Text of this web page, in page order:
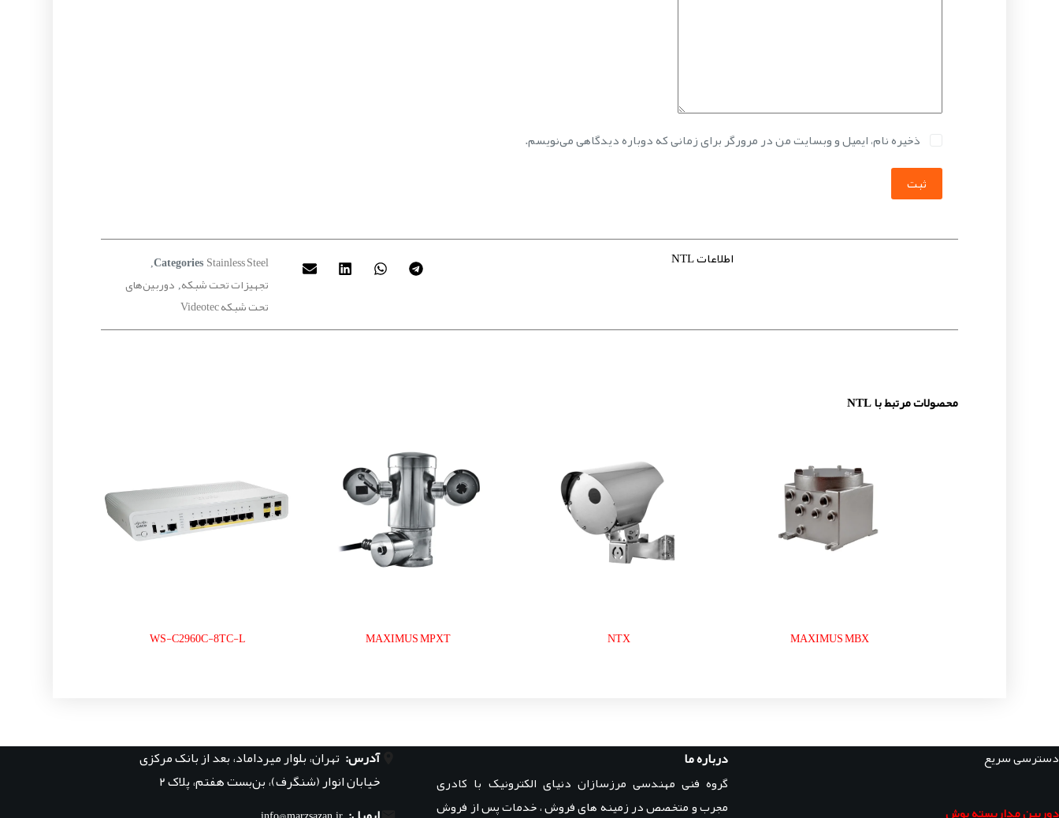
ذخیره نام، ایمیل و وبسایت من در مرورگر برای زمانی که دوباره دیدگاهی می‌نویسم.
ثبت
اطلاعات NTL Categories Stainless Steel
,
تجهیزات تحت شبکه دوربین‌های
تحت شبکه Videotec
محصولات مرتبط با NTL
MAXIMUS MBX
NTX
MAXIMUS MPXT
WS-C2960C-8TC-L
دسترسی سریع
دوربین مداربسته بوش
درباره ما
گروه فنی مهندسی مرزسازان دنیای الکترونیک با کادری
مجرب و متخصص در زمینه های فروش ، خدمات پس از فروش
آدرس: تهران، بلوار میرداماد، بعد از بانک مرکزی
خیابان انوار (شنگرف)، بن‌بست هفتم، پلاک ۲